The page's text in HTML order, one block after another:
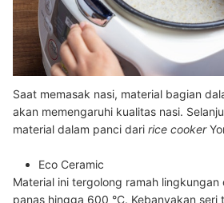
Saat memasak nasi, material bagian
akan memengaruhi kualitas nasi.
material dalam panci dari rice cooker
Eco Ceramic
Material ini tergolong ramah lingkungan
panas hingga 600 °C. Kebanyakan seri